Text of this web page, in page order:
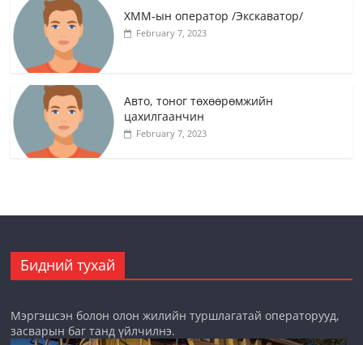
ХММ-ын оператор /Экскаватор/
February 7, 2023
Авто, тоног төхөөрөмжийн
цахилгаанчин
February 7, 2023
Бидний тухай
Мэргэшсэн болон олон жилийн туршлагатай операторууд,
засварын баг танд үйлчилнэ.